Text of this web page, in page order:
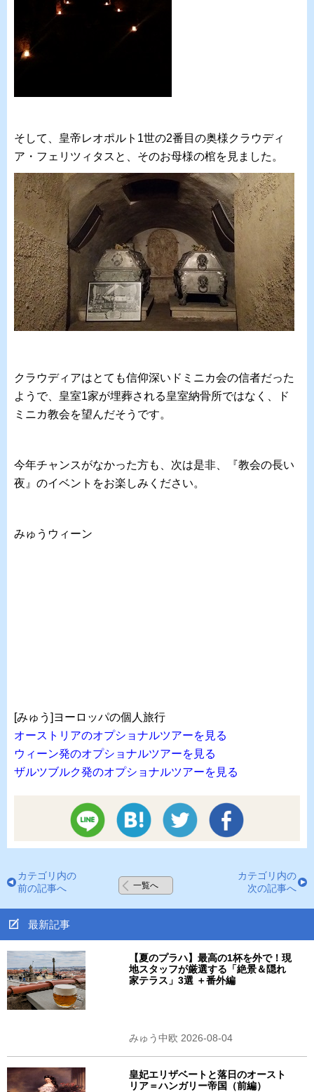
そして、皇帝レオポルト1世の2番目の奥様クラウディ
ア・フェリツィタスと、そのお母様の棺を見ました。
クラウディアはとても信仰深いドミニカ会の信者だった
ようで、皇室1家が埋葬される皇室納骨所ではなく、ド
ミニカ教会を望んだそうです。
今年チャンスがなかった方も、次は是非、『教会の長い
夜』のイベントをお楽しみください。
みゅうウィーン
[みゅう]ヨーロッパの個人旅行
オーストリアのオプショナルツアーを見る
ウィーン発のオプショナルツアーを見る
ザルツブルク発のオプショナルツアーを見る
カテゴリ内の
前の記事へ
一覧へ
カテゴリ内の
次の記事へ
最新記事
【夏のプラハ】最高の1杯を外で！現
地スタッフが厳選する「絶景＆隠れ
家テラス」3選 ＋番外編
みゅう中欧 2026-08-04
皇妃エリザベートと落日のオースト
リア＝ハンガリー帝国（前編）